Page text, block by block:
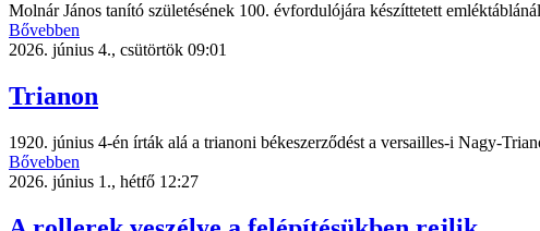
Molnár János tanító születésének 100. évfordulójára készíttetett
Bővebben
2026. június 4., csütörtök 09:01
Trianon
1920. június 4-én írták alá a trianoni békeszerződést a versailles-i Nagy-
Bővebben
2026. június 1., hétfő 12:27